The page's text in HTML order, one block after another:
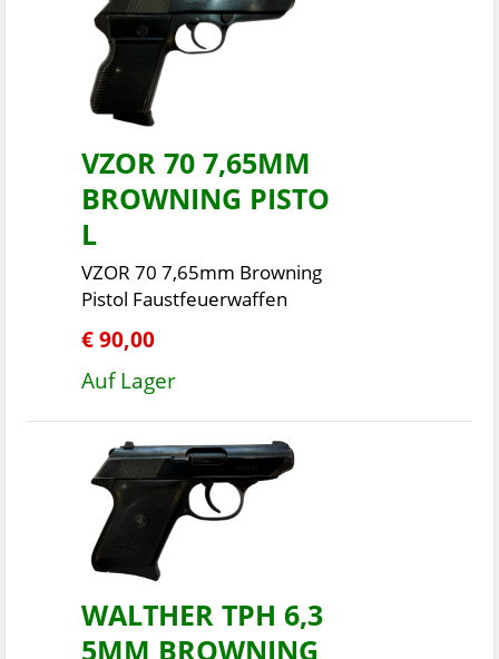
VZOR 70 7,65MM
BROWNING PISTO
L
VZOR 70 7,65mm Browning
Pistol Faustfeuerwaffen
€ 90,00
Auf Lager
WALTHER TPH 6,3
5MM BROWNING